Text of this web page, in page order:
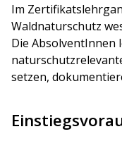
Im
Waldnaturschutz
Die AbsolventInnen
setzen,